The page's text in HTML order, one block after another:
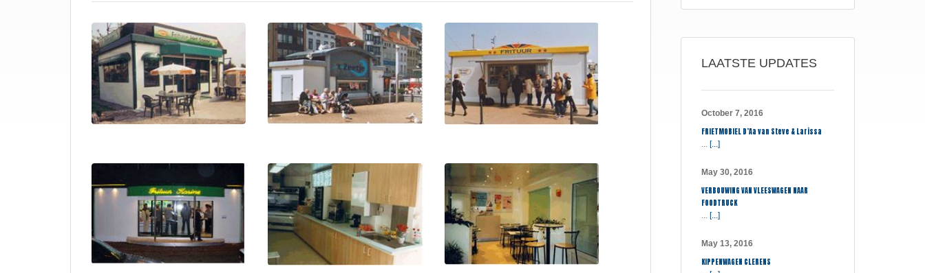
LAATSTE UPDATES
October 7, 2016
FRIETMOBIEL D’Aa van Steve & Larissa
... [...]
May 30, 2016
VERBOUWING VAN VLEESWAGEN NAAR
FOODTRUCK
... [...]
May 13, 2016
KIPPENWAGEN CLERENS